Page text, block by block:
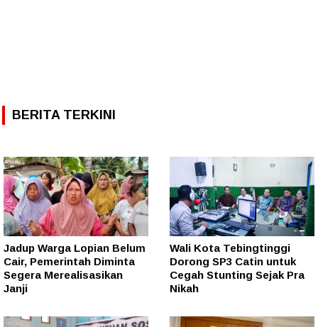
BERITA TERKINI
Jadup Warga Lopian Belum
Cair, Pemerintah Diminta
Segera Merealisasikan
Janji
Wali Kota Tebingtinggi
Dorong SP3 Catin untuk
Cegah Stunting Sejak Pra
Nikah